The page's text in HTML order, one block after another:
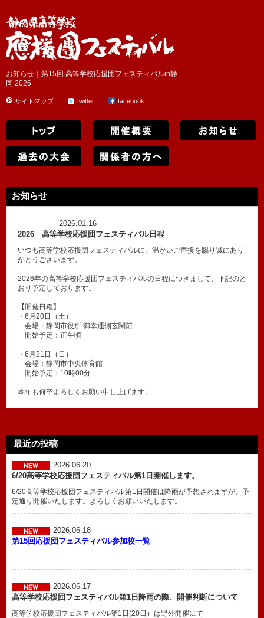
お知らせ｜第15回 高等学校応援団フェスティバルin静
岡 2026
サイトマップ twitter facebook
お知らせ
2026.01.16
2026 高等学校応援団フェスティバル日程
いつも高等学校応援団フェスティバルに、温かいご声援を賜り誠にあり
がとうございます。
2026年の高等学校応援団フェスティバルの日程につきまして、下記のと
おり予定しております。
【開催日程】
・6月20日（土）
会場：静岡市役所 御幸通側玄関前
開始予定：正午頃
・6月21日（日）
会場：静岡市中央体育館
開始予定：10時00分
本年も何卒よろしくお願い申し上げます。
最近の投稿
2026.06.20
6/20高等学校応援団フェスティバル第1日開催します。
6/20高等学校応援団フェスティバル第1日開催は降雨が予想されますが、予
定通り開催いたします。よろしくお願いいたします。
2026.06.18
第15回応援団フェスティバル参加校一覧
2026.06.17
高等学校応援団フェスティバル第1日降雨の際、開催判断について
高等学校応援団フェスティバル第1日(20日）は野外開催にて